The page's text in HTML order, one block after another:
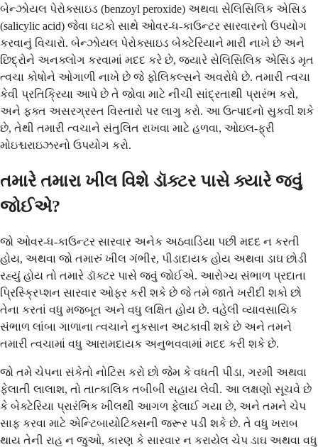
બેન્ઝોયલ પેરોક્સાઇડ (benzoyl peroxide) અથવા સેલિસિલિક એસિડ
(salicylic acid) જેવા ઘટકો સાથે ઓવર-ધ-કાઉન્ટર સારવારનો ઉપયોગ
કરવાનું વિચારો. બેન્ઝોયલ પેરોક્સાઇડ બેક્ટેરિયાને મારી નાખે છે અને
છિદ્રોને અનક્લોગ કરવામાં મદદ કરે છે, જ્યારે સેલિસિલિક એસિડ મૃત
ત્વચા કોષોને ઓગાળી નાખે છે જે ફોલિકલ્સને અવરોધે છે. તમારી ત્વચા
કેવી પ્રતિક્રિયા આપે છે તે જોવા માટે નીચી સાંદ્રતાથી પ્રારંભ કરો,
અને ફક્ત અસરગ્રસ્ત વિસ્તારો પર લાગુ કરો. આ ઉત્પાદનો સુકવી શકે
છે, તેથી તમારી ત્વચાને સંતુલિત રાખવા માટે હળવા, ઓઇલ-ફ્રી
મોઇશ્ચરાઇઝરનો ઉપયોગ કરો.
તમારે તમારા ખીલ વિશે ડૉક્ટર પાસે ક્યારે જવું
જોઈએ?
જો ઓવર-ધ-કાઉન્ટર સારવાર અનેક અઠવાડિયા પછી મદદ ન કરતી
હોય, અથવા જો તમારું ખીલ ગંભીર, પીડાદાયક હોય અથવા ડાઘ છોડી
રહ્યું હોય તો તમારે ડૉક્ટર પાસે જવું જોઈએ. આરોગ્ય સંભાળ પ્રદાતા
પ્રિસ્ક્રિપ્શન સારવાર ઓફર કરી શકે છે જે તમે જાતે ખરીદી શકો છો
તેના કરતાં વધુ મજબૂત અને વધુ લક્ષિત હોય છે. વહેલી વ્યાવસાયિક
સંભાળ લાંબા ગાળાના ત્વચાને નુકસાન અટકાવી શકે છે અને તમને
તમારી ત્વચામાં વધુ આરામદાયક અનુભવવામાં મદદ કરી શકે છે.
જો તમે ચેપના સંકેતો નોટિસ કરો છો જેમ કે વધતી પીડા, ગરમી અથવા
ફેલાતી લાલાશ, તો તાત્કાલિક તબીબી સહાય લેવી. આ લક્ષણો સૂચવે છે
કે બેક્ટેરિયા પ્રારંભિક ખીલથી આગળ ફેલાઈ ગયા છે, અને તમને ચેપ
સાફ કરવા માટે એન્ટિબાયોટિક્સની જરૂર પડી શકે છે. તે વધુ ખરાબ
થાય તેની રાહ ન જુઓ, કારણ કે સારવાર ન કરાયેલ ચેપ ડાઘ અથવા વધુ